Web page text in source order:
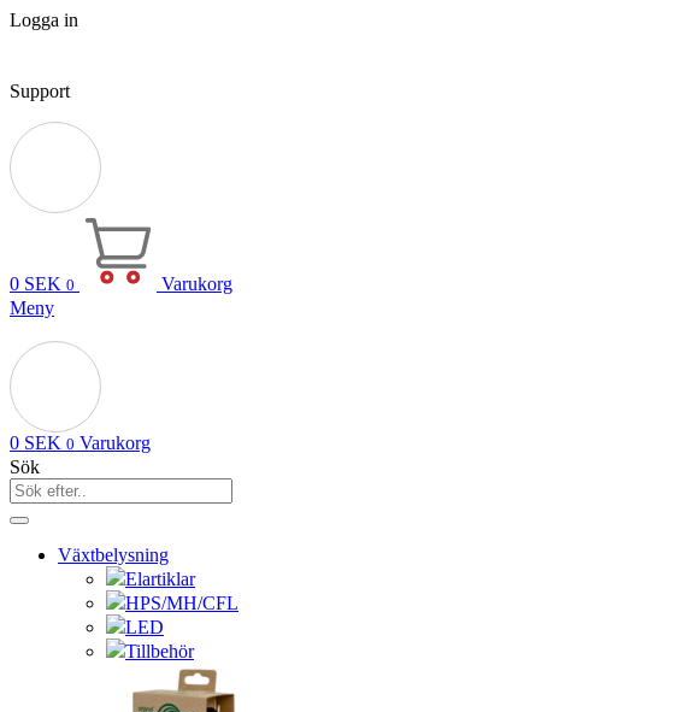
Logga in
Support
0 SEK 0
Varukorg
Meny
0 SEK 0 Varukorg
Sök
Växtbelysning
Elartiklar
HPS/MH/CFL
LED
Tillbehör